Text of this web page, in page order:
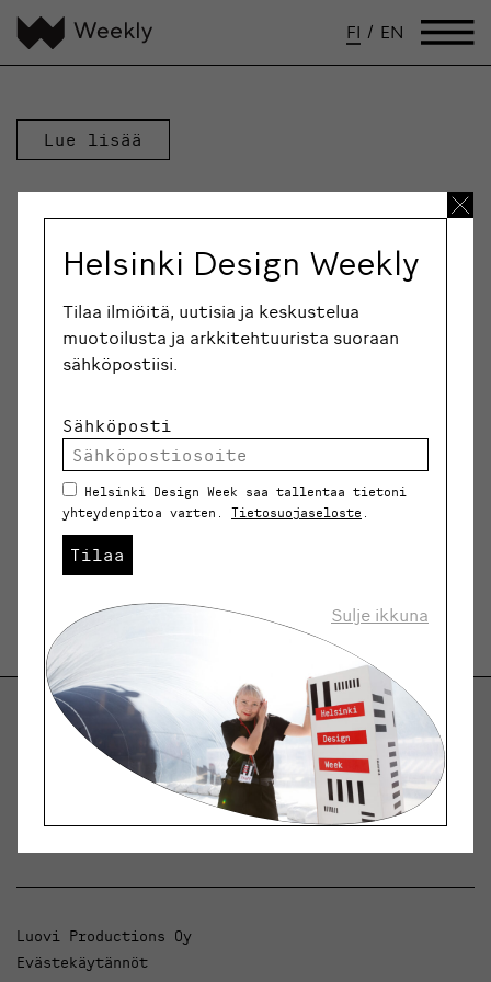
FI / EN
Lue lisää
Helsinki Design Weekly.
Keskustelua, uutisia ja ilmiöitä muotoilusta ja
arkkitehtuurista.
Luovi Productions Oy
Evästekäytännöt
Helsinki Design Weekly
Tilaa ilmiöitä, uutisia ja keskustelua
muotoilusta ja arkkitehtuurista suoraan
sähköpostiisi.
Sähköposti
Helsinki Design Week saa tallentaa tietoni
yhteydenpitoa varten. Tietosuojaseloste
Tilaa
Sulje ikkuna